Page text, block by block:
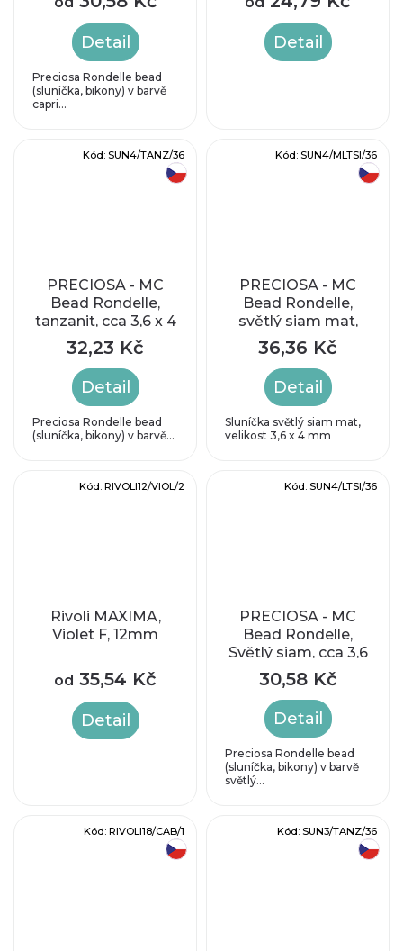
Detail
Preciosa Rondelle bead
(sluníčka, bikony) v barvě
capri...
Detail
PRECIOSA - MC
Bead Rondelle,
tanzanit, cca 3,6 x 4
mm
32,23 Kč
Detail
Preciosa Rondelle bead
(sluníčka, bikony) v barvě...
Kód: SUN4/TANZ/36
PRECIOSA - MC
Bead Rondelle,
světlý siam mat,
cca 4mm
36,36 Kč
Detail
Sluníčka světlý siam mat,
velikost 3,6 x 4 mm
Kód: SUN4/MLTSI/36
Rivoli MAXIMA,
Violet F, 12mm
od 35,54 Kč
Detail
Kód: RIVOLI12/VIOL/2
PRECIOSA - MC
Bead Rondelle,
Světlý siam, cca 3,6
x 4,1 mm
30,58 Kč
Detail
Preciosa Rondelle bead
(sluníčka, bikony) v barvě
světlý...
Kód: SUN4/LTSI/36
Kód: RIVOLI18/CAB/1 Kód: SUN3/TANZ/36